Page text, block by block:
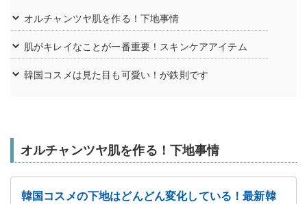
オルチャンツヤ肌を作る！下地事情
肌がキレイなことが一番重要！スキンケアアイテム
韓国コスメは見た目も可愛い！が鉄則です
オルチャンツヤ肌を作る！下地事情
韓国コスメの下地はどんどん変化している！最新韓